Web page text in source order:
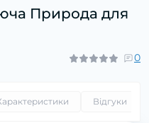
Природа для
0
Відгуки